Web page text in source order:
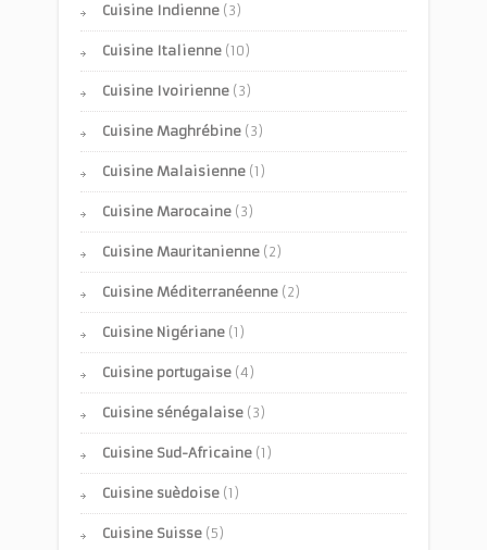
Cuisine Indienne (3)
Cuisine Italienne (10)
Cuisine Ivoirienne (3)
Cuisine Maghrébine (3)
Cuisine Malaisienne (1)
Cuisine Marocaine (3)
Cuisine Mauritanienne (2)
Cuisine Méditerranéenne (2)
Cuisine Nigériane (1)
Cuisine portugaise (4)
Cuisine sénégalaise (3)
Cuisine Sud-Africaine (1)
Cuisine suèdoise (1)
Cuisine Suisse (5)